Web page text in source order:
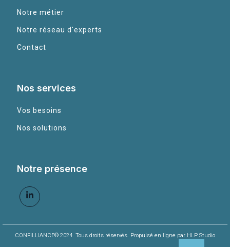
Notre métier
Notre réseau d'experts
Contact
Nos services
Vos besoins
Nos solutions
Notre présence
CONFILLIANCE© 2024. Tous droits réservés. Propulsé en ligne par HLP Studio